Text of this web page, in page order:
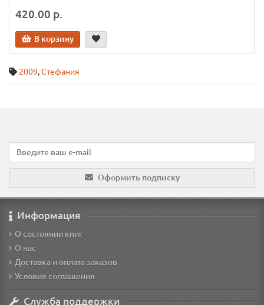
420.00 р.
В корзину
2009,Стефания
Оформить подписку
Информация
О состоянии книг
О нас
Доставка и оплата заказов
Условия соглашения
Служба поддержки